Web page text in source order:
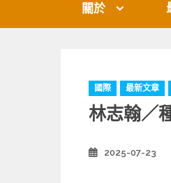
關於
C
a
t
o
國際 最新文章
林志翰／
2025-07-23